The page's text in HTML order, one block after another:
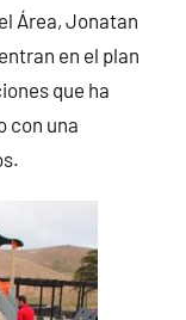
Área, Jonatan
en el plan
que ha
con una